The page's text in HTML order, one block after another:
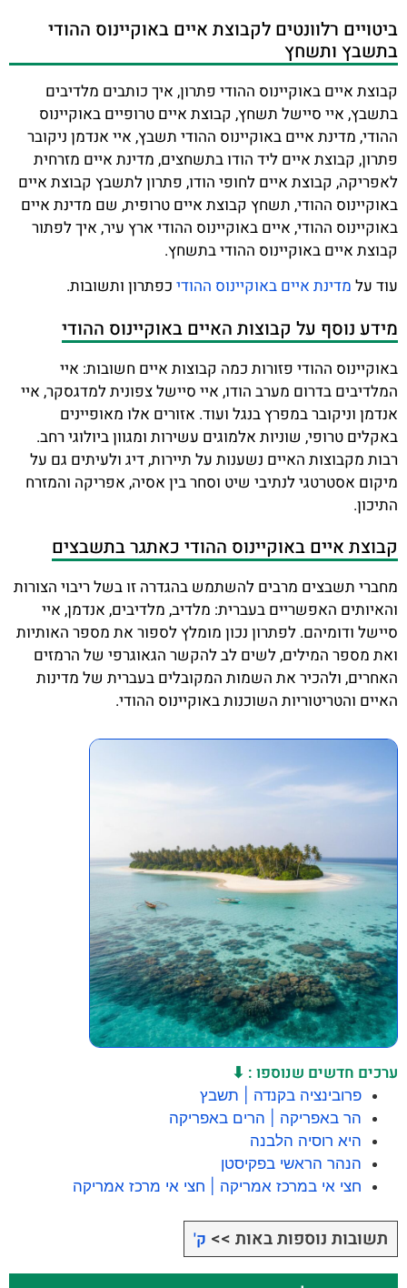
ביטויים רלוונטים לקבוצת איים באוקיינוס ההודי
בתשבץ ותשחץ
קבוצת איים באוקיינוס ההודי פתרון, איך כותבים מלדיבים
בתשבץ, איי סיישל תשחץ, קבוצת איים טרופיים באוקיינוס
ההודי, מדינת איים באוקיינוס ההודי תשבץ, איי אנדמן ניקובר
פתרון, קבוצת איים ליד הודו בתשחצים, מדינת איים מזרחית
לאפריקה, קבוצת איים לחופי הודו, פתרון לתשבץ קבוצת איים
באוקיינוס ההודי, תשחץ קבוצת איים טרופית, שם מדינת איים
באוקיינוס ההודי, איים באוקיינוס ההודי ארץ עיר, איך לפתור
קבוצת איים באוקיינוס ההודי בתשחץ.
עוד על מדינת איים באוקיינוס ההודי כפתרון ותשובות.
מידע נוסף על קבוצות האיים באוקיינוס ההודי
באוקיינוס ההודי פזורות כמה קבוצות איים חשובות: איי
המלדיבים בדרום מערב הודו, איי סיישל צפונית למדגסקר, איי
אנדמן וניקובר במפרץ בנגל ועוד. אזורים אלו מאופיינים
באקלים טרופי, שוניות אלמוגים עשירות ומגוון ביולוגי רחב.
רבות מקבוצות האיים נשענות על תיירות, דיג ולעיתים גם על
מיקום אסטרטגי לנתיבי שיט וסחר בין אסיה, אפריקה והמזרח
התיכון.
קבוצת איים באוקיינוס ההודי כאתגר בתשבצים
מחברי תשבצים מרבים להשתמש בהגדרה זו בשל ריבוי הצורות
והאיותים האפשריים בעברית: מלדיב, מלדיבים, אנדמן, איי
סיישל ודומיהם. לפתרון נכון מומלץ לספור את מספר האותיות
ואת מספר המילים, לשים לב להקשר הגאוגרפי של הרמזים
האחרים, ולהכיר את השמות המקובלים בעברית של מדינות
האיים והטריטוריות השוכנות באוקיינוס ההודי.
ערכים חדשים שנוספו : ⬇
פרובינציה בקנדה | תשבץ
הר באפריקה | הרים באפריקה
היא רוסיה הלבנה
הנהר הראשי בפקיסטן
חצי אי במרכז אמריקה | חצי אי מרכז אמריקה
תשובות נוספות באות >> ק'